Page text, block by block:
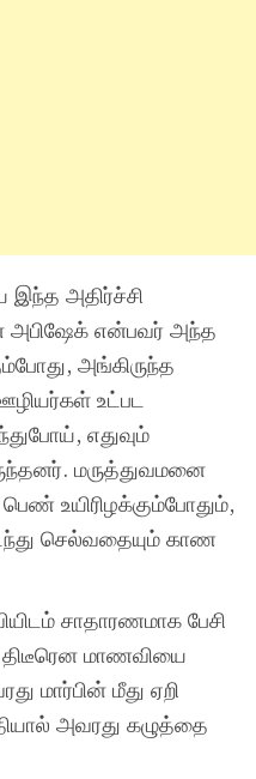
அதிர்ச்சி
அபிஷேக் என்பவர் அந்த
அங்கிருந்த
உட்பட
எதுவும்
மருத்துவமனை
உயிரிழக்கும்போதும்,
செல்வதையும் காண
சாதாரணமாக பேசி
மாணவியை
மார்பின் மீது ஏறி
அவரது கழுத்தை